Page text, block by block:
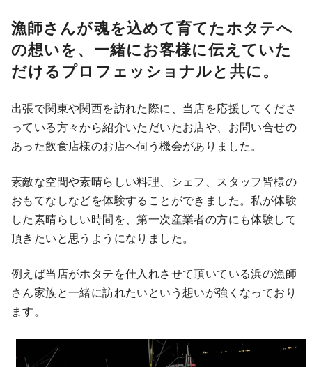
漁師さんが魂を込めて育てたホタテへ
の想いを、一緒にお客様に伝えていた
だけるプロフェッショナルと共に。
出張で関東や関西を訪れた際に、当店を応援してくださ
っている方々から紹介いただいたお店や、お問い合せの
あった飲食店様のお店へ伺う機会がありました。
素敵な空間や素晴らしい料理、シェフ、スタッフ皆様の
おもてなしなどを体験することができました。私が体験
した素晴らしい時間を、第一次産業者の方にも体験して
頂きたいと思うようになりました。
例えば当店がホタテを仕入れさせて頂いている浜の漁師
さん家族と一緒に訪れたいという想いが強くなっており
ます。